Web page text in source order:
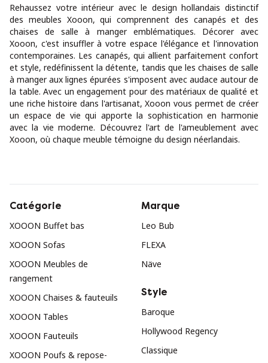
Rehaussez votre intérieur avec le design hollandais distinctif
des meubles Xooon, qui comprennent des canapés et des
chaises de salle à manger emblématiques. Décorer avec
Xooon, c'est insuffler à votre espace l'élégance et l'innovation
contemporaines. Les canapés, qui allient parfaitement confort
et style, redéfinissent la détente, tandis que les chaises de salle
à manger aux lignes épurées s'imposent avec audace autour de
la table. Avec un engagement pour des matériaux de qualité et
une riche histoire dans l'artisanat, Xooon vous permet de créer
un espace de vie qui apporte la sophistication en harmonie
avec la vie moderne. Découvrez l'art de l'ameublement avec
Xooon, où chaque meuble témoigne du design néerlandais.
Catégorie
XOOON Buffet bas
XOOON Sofas
XOOON Meubles de
rangement
XOOON Chaises & fauteuils
XOOON Tables
XOOON Fauteuils
XOOON Poufs & repose-
Marque
Leo Bub
FLEXA
Näve
Style
Baroque
Hollywood Regency
Classique